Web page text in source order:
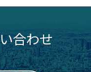
合わせ